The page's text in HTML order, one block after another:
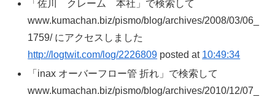
「佐川 クレーム 本社」で検索して
www.kumachan.biz/pismo/blog/archives/2008/03/06_
1759/ にアクセスしました
http://logtwit.com/log/2226809 posted at 10:49:34
「inax オーバーフロー管 折れ」で検索して
www.kumachan.biz/pismo/blog/archives/2010/12/07_